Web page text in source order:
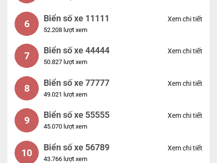
6 Biển số xe 11111
52.208 lượt xem
Xem chi tiết
7 Biển số xe 44444
50.827 lượt xem
Xem chi tiết
8 Biển số xe 77777
49.021 lượt xem
Xem chi tiết
9 Biển số xe 55555
45.070 lượt xem
Xem chi tiết
10 Biển số xe 56789
43.766 lượt xem
Xem chi tiết